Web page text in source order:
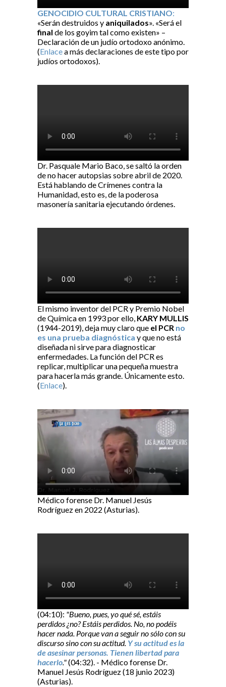
GENOCIDIO CULTURAL CRISTIANO:
«Serán destruidos y aniquilados». «Será el
final de los goyim tal como existen» –
Declaración de un judío ortodoxo anónimo.
(Enlacea más declaraciones de este tipo por
judíos ortodoxos).
Dr. Pasquale Mario Baco, se saltó la orden
de no hacer autopsias sobre abril de 2020.
Está hablando de Crímenes contra la
Humanidad, esto es, de la poderosa
masonería sanitaria ejecutando órdenes.
El mismo inventor del PCR y Premio Nobel
de Química en 1993 por ello, KARY MULLIS
(1944-2019), deja muy claro que el PCR no
es una prueba diagnóstica y que no está
diseñada ni sirve para diagnosticar
enfermedades. La función del PCR es
replicar, multiplicar una pequeña muestra
para hacerla más grande. Únicamente esto.
(Enlace).
Médico forense Dr. Manuel Jesús
Rodríguez en 2022 (Asturias).
(04:10): "Bueno, pues, yo qué sé, estáis
perdidos ¿no? Estáis perdidos. No, no podéis
hacer nada. Porque van a seguir no sólo con su
discurso sino con su actitud. Y su actitud es la
de asesinar personas. Tienen libertad para
hacerlo."(04:32). - Médico forense Dr.
Manuel Jesús Rodríguez (18 junio 2023)
(Asturias).